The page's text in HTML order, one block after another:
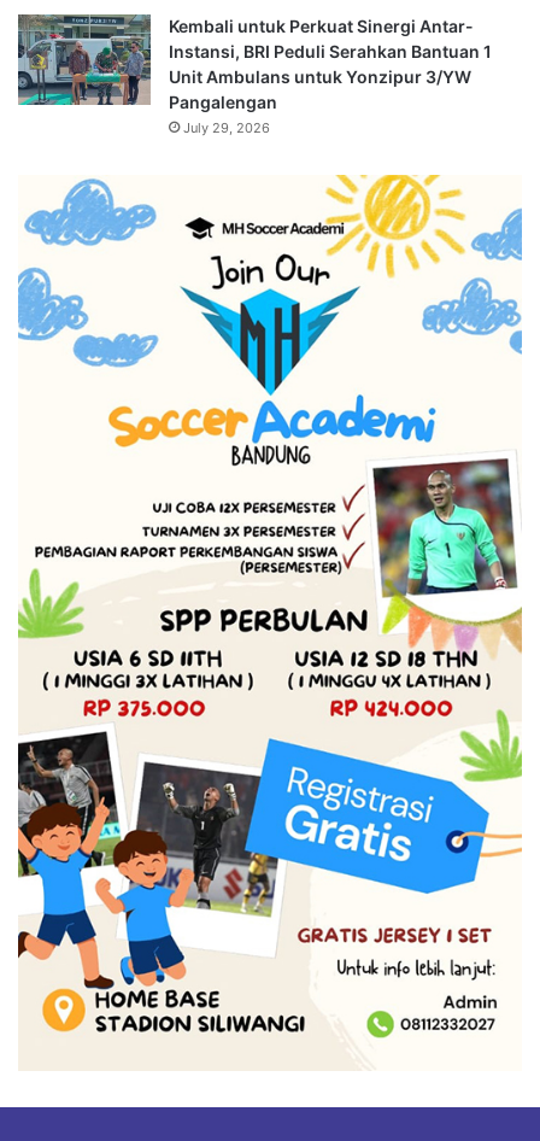
Kembali untuk Perkuat Sinergi Antar-
Instansi, BRI Peduli Serahkan Bantuan 1
Unit Ambulans untuk Yonzipur 3/YW
Pangalengan
July 29, 2026